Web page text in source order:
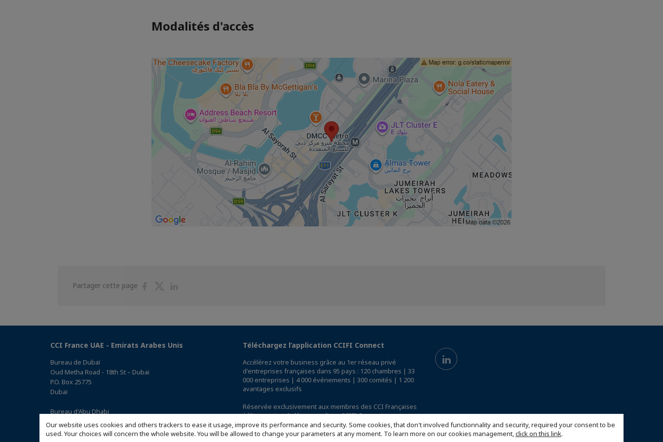
Our website uses cookies and others trackers to ease it usage, improve its performance and security. Some cookies, that don't involved functionnality and security, required your consent to be
used. Your choices will concern the whole website. You will be allowed to change your parameters at any moment. To learn more on our cookies management,click on this link.
Modalités d'accès
Partager cette page
PartagerPartager
CCI France UAE - Emirats Arabes Unis
Bureau de Dubaï
Oud Metha Road - 18th St – Dubai
P.O. Box 25775
Dubaï
Bureau d'Abu Dhabi
Office 05, 0 Floor, Building# 14, Hamad Suhail Al Khaily Est.,
junction of 12 Al Keebal St. and Al Meena St.
Téléchargez l’application CCIFI Connect
Accélérez votre business grâce au 1er réseau privé
d'entreprises françaises dans 95 pays : 120 chambres | 33
000 entreprises | 4 000 événements | 300 comités | 1 200
avantages exclusifs
Réservée exclusivement aux membres des CCI Françaises
à l'International,découvrez l'app CCIFI Connect.